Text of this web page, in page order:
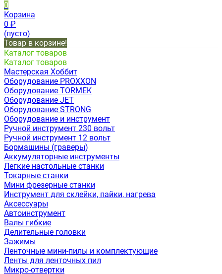
0
Корзина
0 ₽
(пусто)
Товар в корзине!
Каталог товаров
Каталог товаров
Мастерская Хоббит
Оборудование PROXXON
Оборудование TORMEK
Оборудование JET
Оборудование STRONG
Оборудование и инструмент
Ручной инструмент 230 вольт
Ручной инструмент 12 вольт
Бормашины (граверы)
Аккумуляторные инструменты
Легкие настольные станки
Токарные станки
Мини фрезерные станки
Инструмент для склейки, пайки, нагрева
Аксессуары
Автоинструмент
Валы гибкие
Делительные головки
Зажимы
Ленточные мини-пилы и комплектующие
Ленты для ленточных пил
Микро-отвертки